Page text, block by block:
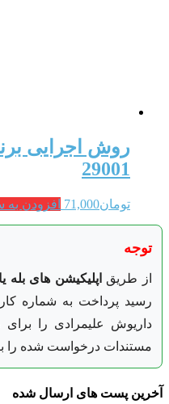
روش اجرایی
29001
تومان71,000 افزودن به
توجه
از طریق اپلیکیشن های بله
داریوش علیمرادی را برای
مستندات درخواست شده را
آخرین پست های ارسال شده